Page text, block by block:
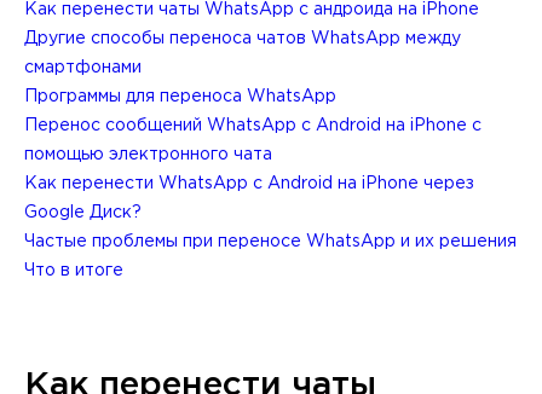
Как перенести чаты WhatsApp с андроида на iPhone
Другие способы переноса чатов WhatsApp между
смартфонами
Программы для переноса WhatsApp
Перенос сообщений WhatsApp с Android на iPhone с
помощью электронного чата
Как перенести WhatsApp с Android на iPhone через
Google Диск?
Частые проблемы при переносе WhatsApp и их решения
Что в итоге
Как перенести чаты